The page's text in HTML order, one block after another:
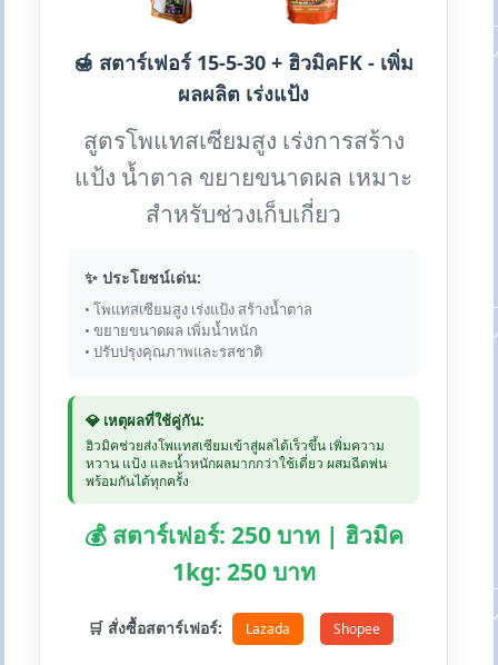
🍯 สตาร์เฟอร์ 15-5-30 + ฮิวมิคFK - เพิ่ม
ผลผลิต เร่งแป้ง
สูตรโพแทสเซียมสูง เร่งการสร้าง
แป้ง น้ำตาล ขยายขนาดผล เหมาะ
สำหรับช่วงเก็บเกี่ยว
✨ ประโยชน์เด่น:
• โพแทสเซียมสูง เร่งแป้ง สร้างน้ำตาล
• ขยายขนาดผล เพิ่มน้ำหนัก
• ปรับปรุงคุณภาพและรสชาติ
💎 เหตุผลที่ใช้คู่กัน:
ฮิวมิคช่วยส่งโพแทสเซียมเข้าสู่ผลได้เร็วขึ้น เพิ่มความ
หวาน แป้ง และน้ำหนักผลมากกว่าใช้เดี่ยว ผสมฉีดพ่น
พร้อมกันได้ทุกครั้ง
💰 สตาร์เฟอร์: 250 บาท | ฮิวมิค
1kg: 250 บาท
🛒 สั่งซื้อสตาร์เฟอร์: Lazada Shopee